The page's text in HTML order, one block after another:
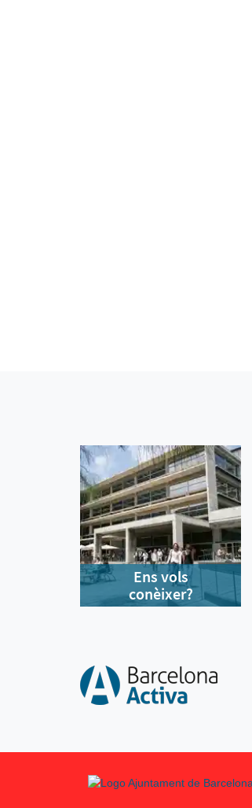
Ens vols
conèixer?